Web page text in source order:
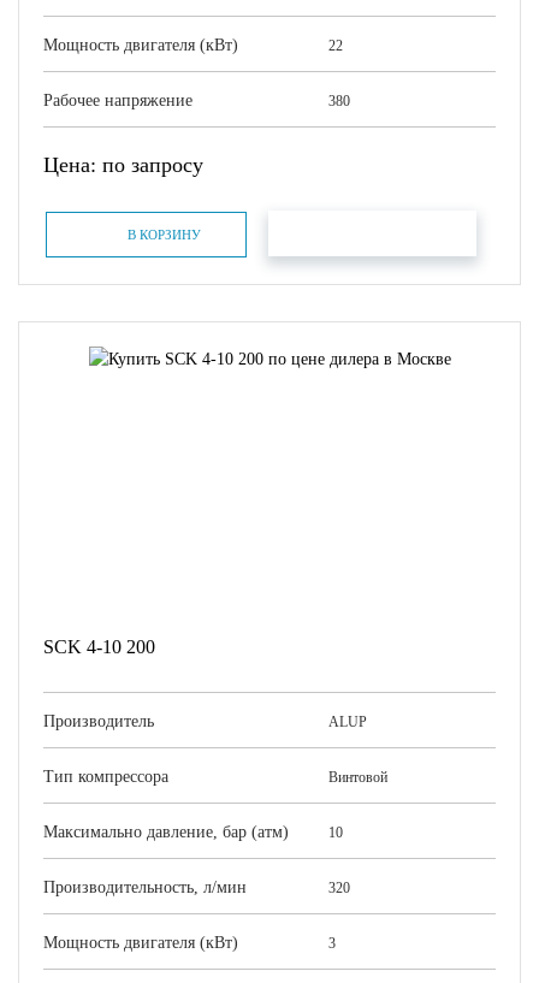
Мощность двигателя (кВт) 22
Рабочее напряжение 380
Цена: по запросу
В КОРЗИНУ
SCK 4-10 200
Производитель ALUP
Тип компрессора Винтовой
Максимально давление, бар (атм) 10
Производительность, л/мин 320
Мощность двигателя (кВт) 3